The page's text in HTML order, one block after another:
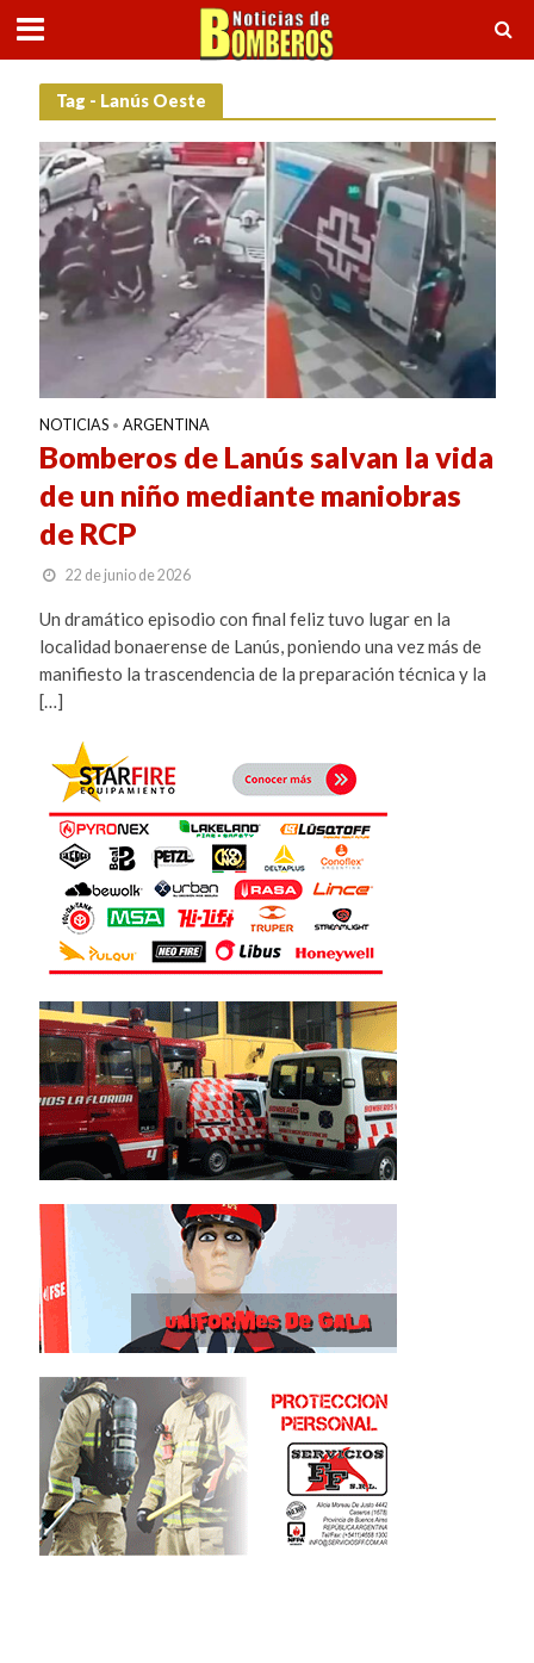
Tag - Lanús Oeste
NOTICIAS • ARGENTINA
Bomberos de Lanús salvan la vida
de un niño mediante maniobras
de RCP
22 de junio de 2026
Un dramático episodio con final feliz tuvo lugar en la
localidad bonaerense de Lanús, poniendo una vez más de
manifiesto la trascendencia de la preparación técnica y la
[…]